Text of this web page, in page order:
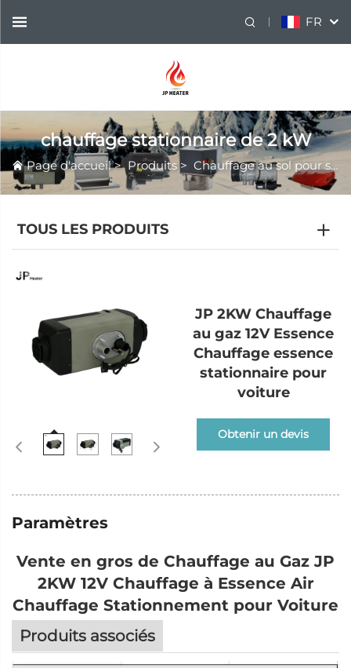
FR
chauffage stationnaire de 2 kW
Page d'accueil> Produits> Chauffage au sol pour stationnement
TOUS LES PRODUITS
JP 2KW Chauffage
au gaz 12V Essence
Chauffage essence
stationnaire pour
voiture
Obtenir un devis
Paramètres
Vente en gros de Chauffage au Gaz JP
2KW 12V Chauffage à Essence Air
Chauffage Stationnement pour Voiture
Produits associés